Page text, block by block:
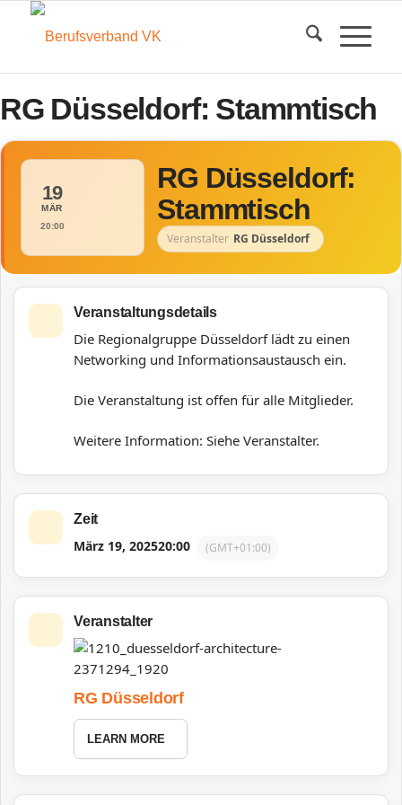
RG Düsseldorf: Stammtisch
19
MÄR
20:00
RG Düsseldorf:
Stammtisch
Veranstalter RG Düsseldorf
Veranstaltungsdetails
Die Regionalgruppe Düsseldorf lädt zu einen
Networking und Informationsaustausch ein.
Die Veranstaltung ist offen für alle Mitglieder.
Weitere Information: Siehe Veranstalter.
Zeit
März 19, 202520:00 (GMT+01:00)
Veranstalter
RG Düsseldorf
LEARN MORE